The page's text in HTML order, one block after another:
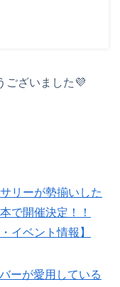
ございました💜
リーが勢揃いした
で開催決定！！
イベント情報】
ーが愛用している